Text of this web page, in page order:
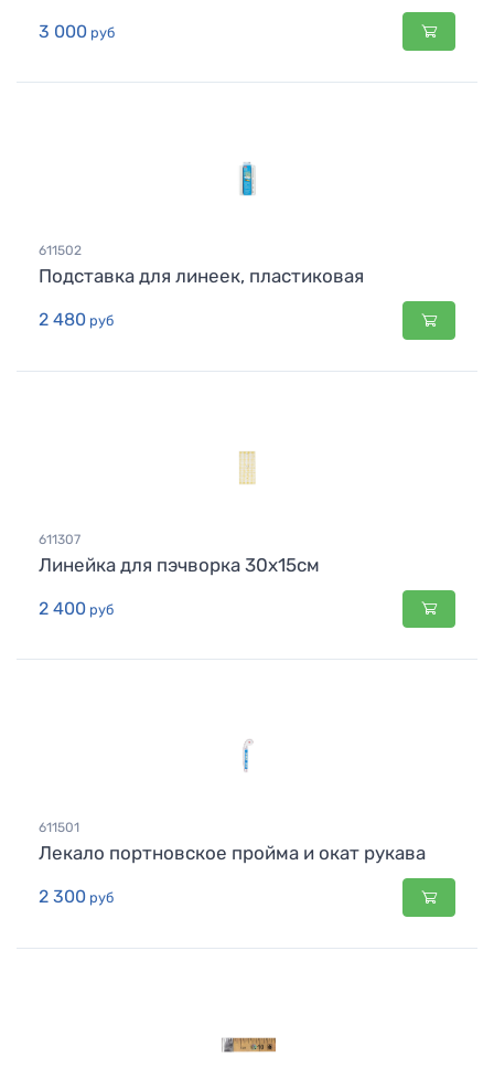
3 000 руб
611502
Подставка для линеек, пластиковая
2 480 руб
611307
Линейка для пэчворка 30х15см
2 400 руб
611501
Лекало портновское пройма и окат рукава
2 300 руб